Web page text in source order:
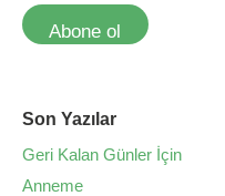
Abone ol
Son Yazılar
Geri Kalan Günler İçin
Anneme